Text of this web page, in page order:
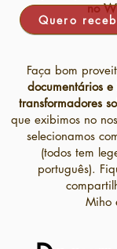
no
Faça bom
documentários
transformadores
que exibimos no
selecionamos
(todos tem
português).
Miho
Quero